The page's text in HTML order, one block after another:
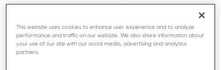
Standard für intuitive Bedienung, zuverlässige
Entdecken Sie das neue AXIUM-Erlebnis
This website uses cookies to enhance user experience and to analyze
performance and traffic on our website. We also share information about
your use of our site with our social media, advertising and analytics
partners.